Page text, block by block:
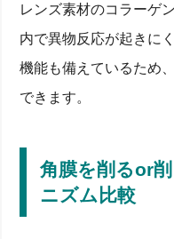
レンズ素材のコラーゲ
内で異物反応が起きに
機能も備えているため
できます。
角膜を削るor
ニズム比較